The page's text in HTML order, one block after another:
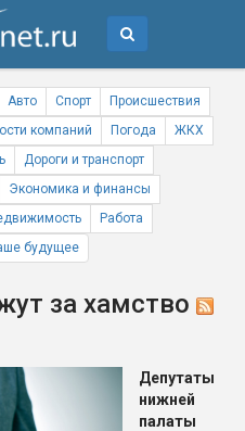
Авто Спорт
Происшествия
компаний Погода
ЖКХ
Дороги и транспорт
Экономика и финансы
Работа
будущее
за хамство
Депутаты
нижней
палаты